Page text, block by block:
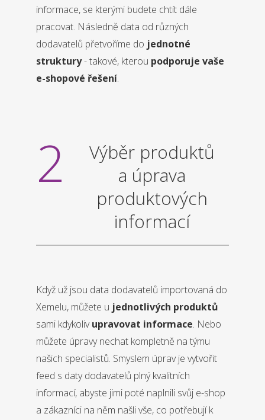
informace, se kterými budete chtít dále
pracovat. Následně data od různých
dodavatelů přetvoříme do jednotné
struktury- takové, kterou podporuje vaše
e-shopové řešení.
2
Výběr produktů
a úprava
produktových
informací
Když už jsou data dodavatelů importovaná do
Xemelu, můžete u jednotlivých produktů
sami kdykolivupravovat informace. Nebo
můžete úpravy nechat kompletně na týmu
našich specialistů. Smyslem úprav je vytvořit
feed s daty dodavatelů plný kvalitních
informací, abyste jimi poté naplnili svůj e-shop
a zákazníci na něm našli vše, co potřebují k